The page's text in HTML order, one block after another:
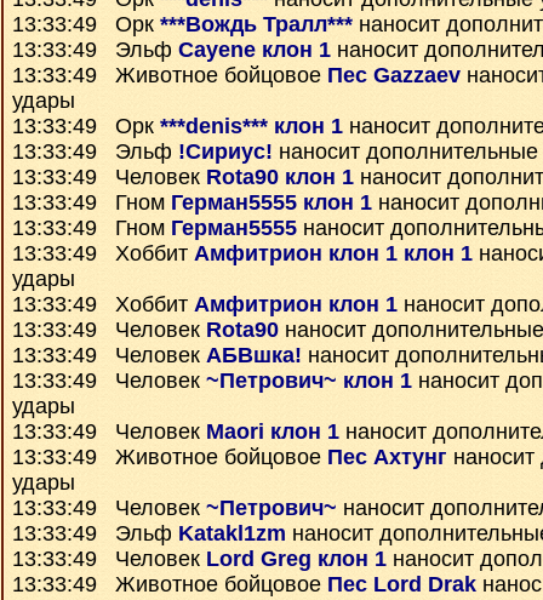
13:33:49 Орк ***Вождь Тралл*** наносит
13:33:49 Эльф Cayene клон 1 наносит
13:33:49 Животное бойцовое Пес Gazzaev
удары
13:33:49 Орк ***denis*** клон 1 наносит
13:33:49 Эльф !Сириус! наносит
13:33:49 Человек Rota90 клон 1 наносит
13:33:49 Гном Герман5555 клон 1 наносит
13:33:49 Гном Герман5555 наносит
13:33:49 Хоббит Амфитрион клон 1 клон 1
удары
13:33:49 Хоббит Амфитрион клон 1 наносит
13:33:49 Человек Rota90 наносит
13:33:49 Человек АБВшка! наносит
13:33:49 Человек ~Петрович~ клон 1 наносит
удары
13:33:49 Человек Maori клон 1 наносит
13:33:49 Животное бойцовое Пес Ахтунг
удары
13:33:49 Человек ~Петрович~ наносит
13:33:49 Эльф Katakl1zm наносит
13:33:49 Человек Lord Greg клон 1 наносит
13:33:49 Животное бойцовое Пес Lord Drak